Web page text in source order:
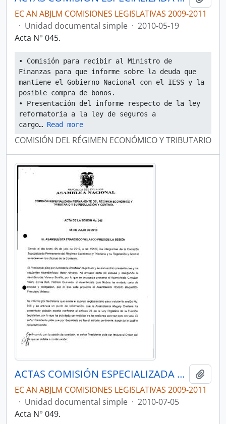
EC AN ABJLM COMISIONES LEGISLATIVAS 2009-2011
· Unidad documental simple · 2010-05-19
Acta N° 045.
• Comisión para recibir al Ministro de
Finanzas para que informe sobre la deuda que
mantiene el Gobierno Nacional con el IESS y la
posible compra de bonos.
• Presentación del informe respecto de la ley
reformatoria a la ley de seguros a
cargo… Read more
COMISIÓN DEL RÉGIMEN ECONÓMICO Y TRIBUTARIO
ACTAS COMISIÓN ESPECIALIZADA PERMANENTE DEL RÉGIMEN ECONÓMICO Y TRIBUTARIO Y SU REGULACIÓN Y CONTROL
EC AN ABJLM COMISIONES LEGISLATIVAS 2009-2011
· Unidad documental simple · 2010-07-05
Acta N° 049.